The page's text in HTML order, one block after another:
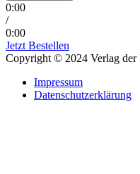
0:00
/
0:00
Jetzt Bestellen
Copyright © 2024 Verlag der
Impressum
Datenschutzerklärung